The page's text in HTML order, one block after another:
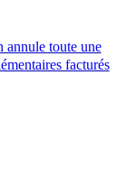
toute une
facturés